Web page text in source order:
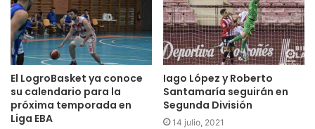
El Q4 sirvió, sobretodo, para que las locales realizaran
pruebas. El partido terminó con un 76-32.
El LogroBasket ya conoce
su calendario para la
próxima temporada en
Liga EBA
Iago López y Roberto
Santamaría seguirán en
Segunda División
14 julio, 2021